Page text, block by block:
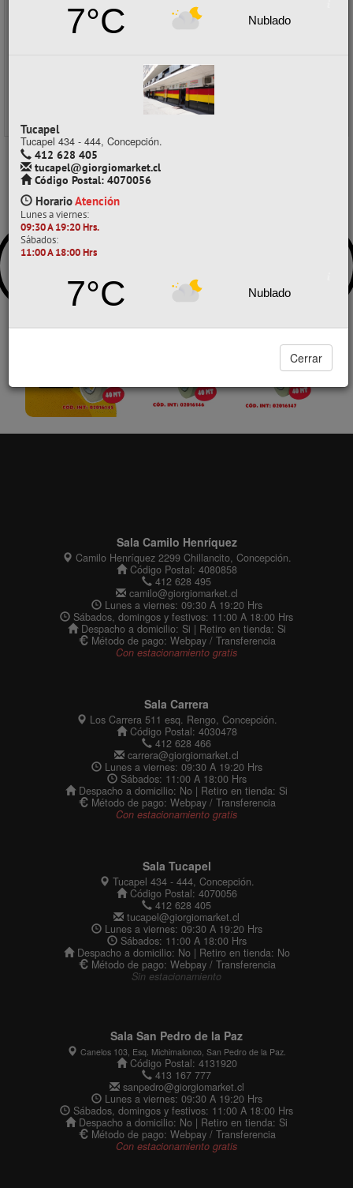
7°C Nublado
Tucapel
Tucapel 434 - 444, Concepción.
412 628 405
tucapel@giorgiomarket.cl
Código Postal: 4070056
HorarioAtención
Lunes a viernes:
09:30 A 19:20 Hrs.
Sábados:
11:00 A 18:00 Hrs
7°C Nublado
Cerrar
Precios al por mayor
Comprar / Cotizar
Sala Camilo Henríquez
Camilo Henríquez 2299 Chillancito, Concepción.
Código Postal: 4080858
412 628 495
camilo@giorgiomarket.cl
Lunes a viernes: 09:30 A 19:20 Hrs
Sábados, domingos y festivos: 11:00 A 18:00 Hrs
Despacho a domicilio: Si | Retiro en tienda: Si
Método de pago: Webpay / Transferencia
Con estacionamiento gratis
Sala Carrera
Los Carrera 511 esq. Rengo, Concepción.
Código Postal: 4030478
412 628 466
carrera@giorgiomarket.cl
Lunes a viernes: 09:30 A 19:20 Hrs
Sábados: 11:00 A 18:00 Hrs
Despacho a domicilio: No | Retiro en tienda: Si
Método de pago: Webpay / Transferencia
Con estacionamiento gratis
Sala Tucapel
Tucapel 434 - 444, Concepción.
Código Postal: 4070056
412 628 405
tucapel@giorgiomarket.cl
Lunes a viernes: 09:30 A 19:20 Hrs
Sábados: 11:00 A 18:00 Hrs
Despacho a domicilio: No | Retiro en tienda: No
Método de pago: Webpay / Transferencia
Sin estacionamiento
Sala San Pedro de la Paz
Canelos 103, Esq. Michimalonco, San Pedro de la Paz.
Código Postal: 4131920
413 167 777
sanpedro@giorgiomarket.cl
Lunes a viernes: 09:30 A 19:20 Hrs
Sábados, domingos y festivos: 11:00 A 18:00 Hrs
Despacho a domicilio: No | Retiro en tienda: Si
Método de pago: Webpay / Transferencia
Con estacionamiento gratis